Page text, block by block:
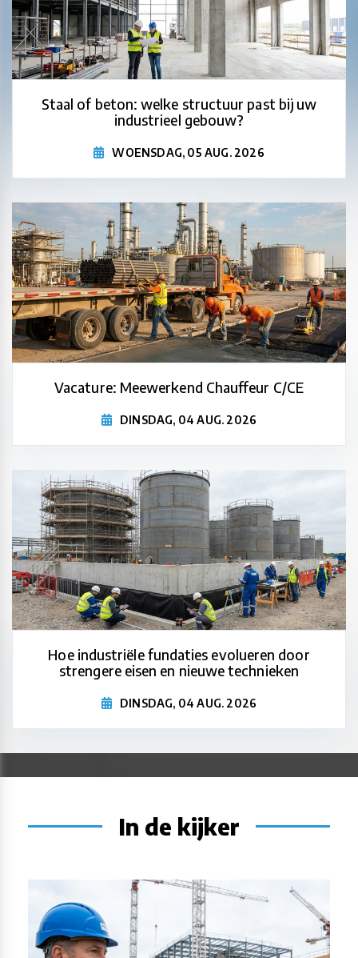
Staal of beton: welke structuur past bij uw
industrieel gebouw?
WOENSDAG, 05 AUG. 2026
Vacature: Meewerkend Chauffeur C/CE
DINSDAG, 04 AUG. 2026
Hoe industriële fundaties evolueren door
strengere eisen en nieuwe technieken
DINSDAG, 04 AUG. 2026
In de kijker